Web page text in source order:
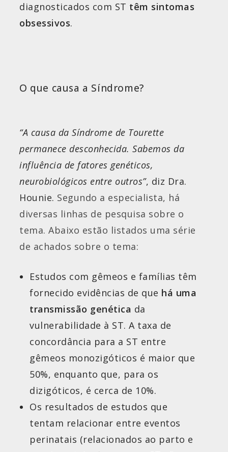
diagnosticados com ST têm sintomas
obsessivos.
O que causa a Síndrome?
“A causa da Síndrome de Tourette
permanece desconhecida. Sabemos da
influência de fatores genéticos,
neurobiológicos entre outros”, diz Dra.
Hounie. Segundo a especialista, há
diversas linhas de pesquisa sobre o
tema. Abaixo estão listados uma série
de achados sobre o tema:
Estudos com gêmeos e famílias têm
fornecido evidências de que há uma
transmissão genética da
vulnerabilidade à ST. A taxa de
concordância para a ST entre
gêmeos monozigóticos é maior que
50%, enquanto que, para os
dizigóticos, é cerca de 10%.
Os resultados de estudos que
tentam relacionar entre eventos
perinatais (relacionados ao parto e